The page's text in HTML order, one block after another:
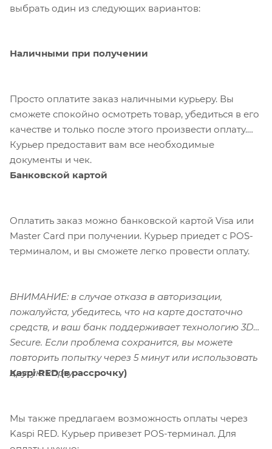
выбрать один из следующих вариантов:
Наличными при получении
Просто оплатите заказ наличными курьеру. Вы
сможете спокойно осмотреть товар, убедиться в его
качестве и только после этого произвести оплату.
Курьер предоставит вам все необходимые
документы и чек.
Банковской картой
Оплатить заказ можно банковской картой Visa или
Master Card при получении. Курьер приедет с POS-
терминалом, и вы сможете легко провести оплату.
ВНИМАНИЕ: в случае отказа в авторизации,
пожалуйста, убедитесь, что на карте достаточно
средств, и ваш банк поддерживает технологию 3D-
Secure. Если проблема сохранится, вы можете
повторить попытку через 5 минут или использовать
другую карту.
Kaspi RED (в рассрочку)
Мы также предлагаем возможность оплаты через
Kaspi RED. Курьер привезет POS-терминал. Для